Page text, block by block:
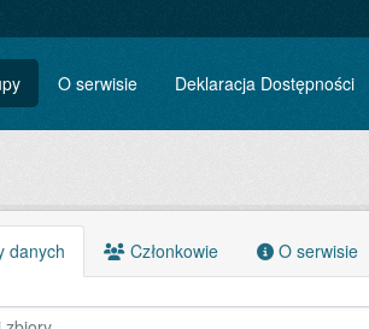
O serwisie Deklaracja Dostępności
danych Członkowie O serwisie